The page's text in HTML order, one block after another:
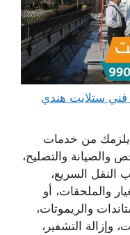
فني ستلايت المطلاع 52227330 فني ستلايت هندي
يلزمك من خدمات
والصيانة والتصليح،
النقل السريع،
والملحقات، أو
والريموتات،
وإزالة التشفير،